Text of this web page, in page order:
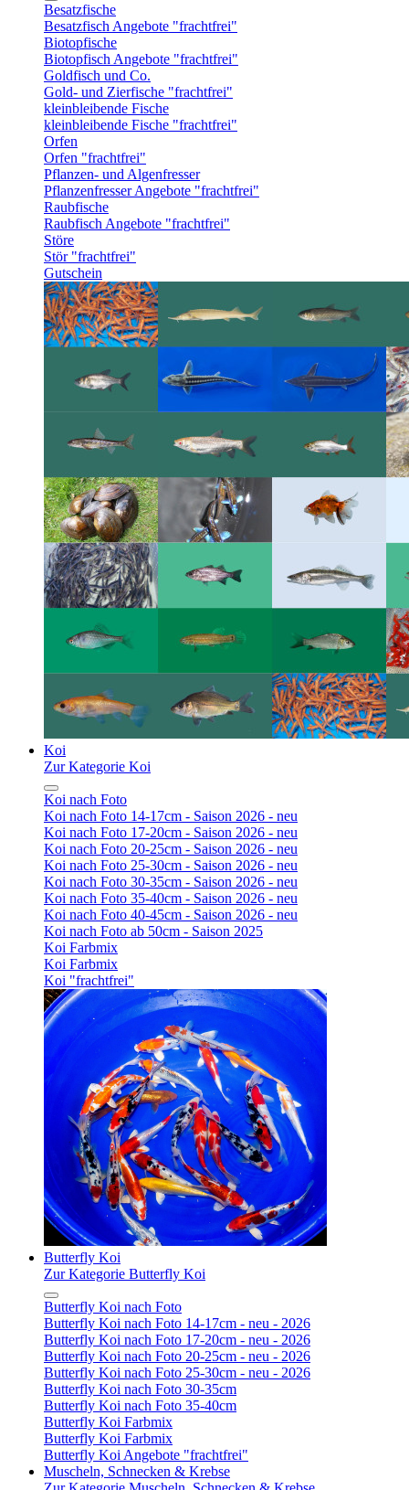
Besatzfische
Besatzfisch Angebote "frachtfrei"
Biotopfische
Biotopfisch Angebote "frachtfrei"
Goldfisch und Co.
Gold- und Zierfische "frachtfrei"
kleinbleibende Fische
kleinbleibende Fische "frachtfrei"
Orfen
Orfen "frachtfrei"
Pflanzen- und Algenfresser
Pflanzenfresser Angebote "frachtfrei"
Raubfische
Raubfisch Angebote "frachtfrei"
Störe
Stör "frachtfrei"
Gutschein
Koi
Zur Kategorie Koi
Koi nach Foto
Koi nach Foto 14-17cm - Saison 2026 - neu
Koi nach Foto 17-20cm - Saison 2026 - neu
Koi nach Foto 20-25cm - Saison 2026 - neu
Koi nach Foto 25-30cm - Saison 2026 - neu
Koi nach Foto 30-35cm - Saison 2026 - neu
Koi nach Foto 35-40cm - Saison 2026 - neu
Koi nach Foto 40-45cm - Saison 2026 - neu
Koi nach Foto ab 50cm - Saison 2025
Koi Farbmix
Koi Farbmix
Koi "frachtfrei"
Butterfly Koi
Zur Kategorie Butterfly Koi
Butterfly Koi nach Foto
Butterfly Koi nach Foto 14-17cm - neu - 2026
Butterfly Koi nach Foto 17-20cm - neu - 2026
Butterfly Koi nach Foto 20-25cm - neu - 2026
Butterfly Koi nach Foto 25-30cm - neu - 2026
Butterfly Koi nach Foto 30-35cm
Butterfly Koi nach Foto 35-40cm
Butterfly Koi Farbmix
Butterfly Koi Farbmix
Butterfly Koi Angebote "frachtfrei"
Muscheln, Schnecken & Krebse